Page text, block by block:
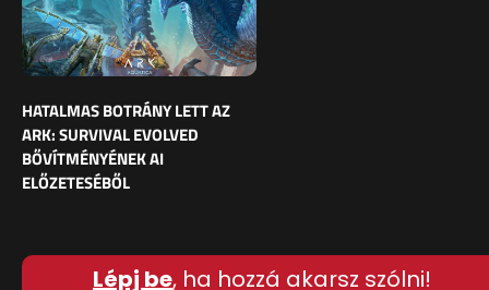
HATALMAS BOTRÁNY LETT AZ
ARK: SURVIVAL EVOLVED
BŐVÍTMÉNYÉNEK AI
ELŐZETESÉBŐL
Lépj be, ha hozzá akarsz szólni!